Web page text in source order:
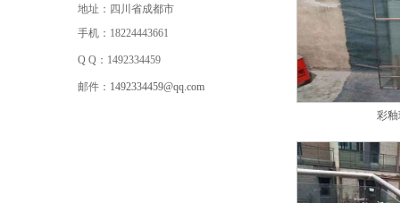
地址：四川省成都市
手机：18224443661
Q Q：1492334459
邮件： 1492334459@qq.com
彩